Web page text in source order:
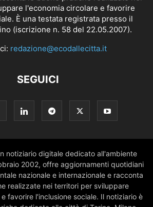
l'economia circolare e favorire
È una testata registrata presso il
(iscrizione n. 58 del 22.05.2007).
redazione@ecodallecitta.it
SEGUICI
notiziario digitale dedicato all'ambiente
2002, offre aggiornamenti quotidiani
nazionale e internazionale e racconta
realizzate nei territori per sviluppare
favorire l'inclusione sociale. Il notiziario è